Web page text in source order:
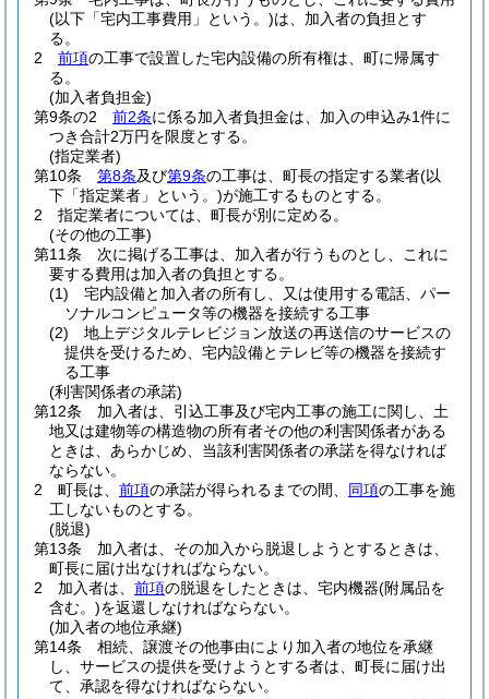
(以下「宅内工事費用」という。)は、加入者の負担とす
る。
2
前項の工事で設置した宅内設備の所有権は、町に帰属す
る。
(加入者負担金)
第9条の2
前2条に係る加入者負担金は、加入の申込み1件に
つき合計2万円を限度とする。
(指定業者)
第10条
第8条及び第9条の工事は、町長の指定する業者(以
下「指定業者」という。)が施工するものとする。
2
指定業者については、町長が別に定める。
(その他の工事)
第11条
次に掲げる工事は、加入者が行うものとし、これに
要する費用は加入者の負担とする。
(1)
宅内設備と加入者の所有し、又は使用する電話、パー
ソナルコンピュータ等の機器を接続する工事
(2)
地上デジタルテレビジョン放送の再送信のサービスの
提供を受けるため、宅内設備とテレビ等の機器を接続す
る工事
(利害関係者の承諾)
第12条
加入者は、引込工事及び宅内工事の施工に関し、土
地又は建物等の構造物の所有者その他の利害関係者がある
ときは、あらかじめ、当該利害関係者の承諾を得なければ
ならない。
2
町長は、 前項の承諾が得られるまでの間、 同項の工事を施
工しないものとする。
(脱退)
第13条
加入者は、その加入から脱退しようとするときは、
町長に届け出なければならない。
2
加入者は、 前項の脱退をしたときは、宅内機器(附属品を
含む。)を返還しなければならない。
(加入者の地位承継)
第14条
相続、譲渡その他事由により加入者の地位を承継
し、サービスの提供を受けようとする者は、町長に届け出
て、承認を得なければならない。